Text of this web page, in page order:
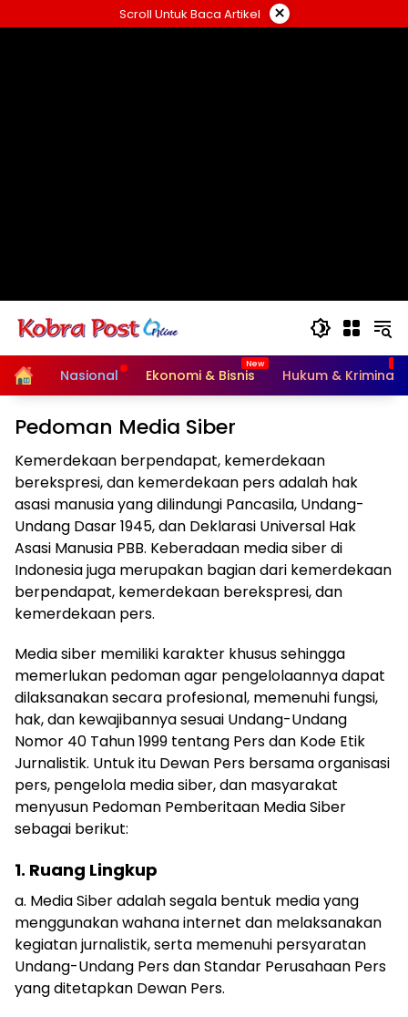
ke
Scroll Untuk Baca Artikel ×
HomeNasional Ekonomi & Bisnis Hukum & Kriminal
Pedoman Media Siber
Kemerdekaan berpendapat, kemerdekaan
berekspresi, dan kemerdekaan pers adalah hak
asasi manusia yang dilindungi Pancasila, Undang-
Undang Dasar 1945, dan Deklarasi Universal Hak
Asasi Manusia PBB. Keberadaan media siber di
Indonesia juga merupakan bagian dari kemerdekaan
berpendapat, kemerdekaan berekspresi, dan
kemerdekaan pers.
Media siber memiliki karakter khusus sehingga
memerlukan pedoman agar pengelolaannya dapat
dilaksanakan secara profesional, memenuhi fungsi,
hak, dan kewajibannya sesuai Undang-Undang
Nomor 40 Tahun 1999 tentang Pers dan Kode Etik
Jurnalistik. Untuk itu Dewan Pers bersama organisasi
pers, pengelola media siber, dan masyarakat
menyusun Pedoman Pemberitaan Media Siber
sebagai berikut:
1. Ruang Lingkup
a. Media Siber adalah segala bentuk media yang
menggunakan wahana internet dan melaksanakan
kegiatan jurnalistik, serta memenuhi persyaratan
Undang-Undang Pers dan Standar Perusahaan Pers
yang ditetapkan Dewan Pers.